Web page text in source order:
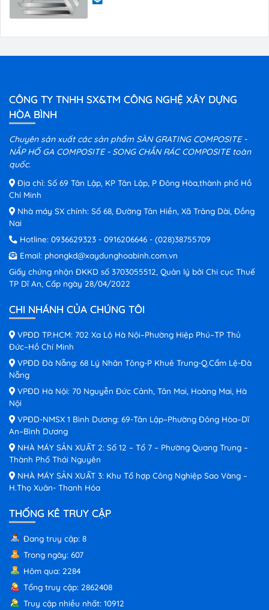
CÔNG TY TNHH SX&TM CÔNG NGHỆ XÂY DỰNG
HÒA BÌNH
Chuyên sản xuất các sản phẩm SÀN GRATING COMPOSITE -
NẮP HỐ GA COMPOSITE - SONG CHẮN RÁC COMPOSITE toàn
quốc.
Địa chỉ: Số 69 Tân Lập, KP Tân Lập, P Đông Hòa,thành phố Hồ
Chí Minh
Nhà máy SX chính: Số 68, Đường Tân Hiền, Xã Trảng Dài, Đồng
Nai
Hotline: 0936629323 - 0916206646 - (028)38755709
Email: phongkd@xaydunghoabinh.com.vn
Giấy chứng nhận ĐKKD số 3703055512, Quản lý bởi Chi cục Thuế
TP Dĩ An, Cấp ngày 28/04/2022
CHI NHÁNH CỦA CHÚNG TÔI
VPĐD TP.HCM: 702 Xa Lộ Hà Nội–Phường Hiệp Phú–TP Thủ
Đức–Hồ Chí Minh
VPĐD Đà Nẵng: 68 Lý Nhân Tông-P Khuê Trung-Q.Cẩm Lệ-Đà
Nẵng
VPĐD Hà Nội: 70 Nguyễn Đức Cảnh, Tân Mai, Hoàng Mai, Hà
Nội
VPĐD-NMSX 1 Bình Dương: 69-Tân Lập–Phường Đông Hòa–Dĩ
An–Bình Dương
NHÀ MÁY SẢN XUẤT 2: Số 12 – Tổ 7 – Phường Quang Trung –
Thành Phố Thái Nguyên
NHÀ MÁY SẢN XUẤT 3: Khu Tổ hợp Công Nghiệp Sao Vàng –
H.Thọ Xuân- Thanh Hóa
THỐNG KÊ TRUY CẬP
Đang truy cập: 8
Trong ngày: 607
Hôm qua: 2284
Tổng truy cập: 2862408
Truy cập nhiều nhất: 10912